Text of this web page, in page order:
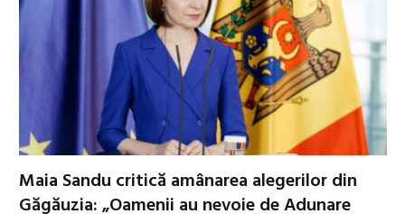
Maia Sandu critică amânarea alegerilor din
Găgăuzia: „Oamenii au nevoie de Adunare